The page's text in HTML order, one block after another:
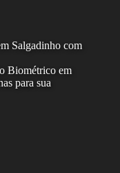
Salgadinho com
Biométrico em
para sua